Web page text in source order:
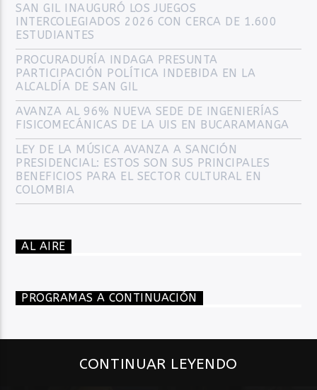
SAN GIL INAUGURÓ LOS JUEGOS
INTERCOLEGIADOS 2026 CON CERCA DE 1.600
ESTUDIANTES
PROCURADURÍA INDAGA PRESUNTA
PARTICIPACIÓN POLÍTICA INDEBIDA EN LA
ALCALDÍA DE SAN GIL
AVANZA AL 96% NUEVA SEDE DE INGENIERÍAS
FISICOMECÁNICAS DE LA UIS EN BUCARAMANGA
LEY DE LA MÚSICA AVANZA A SANCIÓN
PRESIDENCIAL: ESTOS SON SUS PRINCIPALES
BENEFICIOS PARA EL SECTOR CULTURAL EN
COLOMBIA
AL AIRE
PROGRAMAS A CONTINUACIÓN
CONTINUAR LEYENDO